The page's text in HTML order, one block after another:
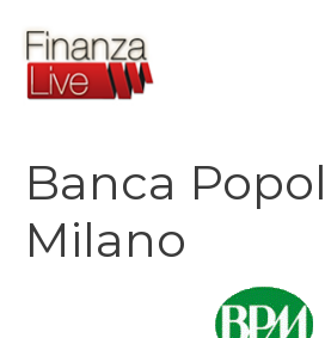
contenuto
Banca
Milano